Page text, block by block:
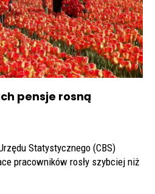
pensje rosną
Statystycznego (CBS)
pracowników rosły szybciej niż